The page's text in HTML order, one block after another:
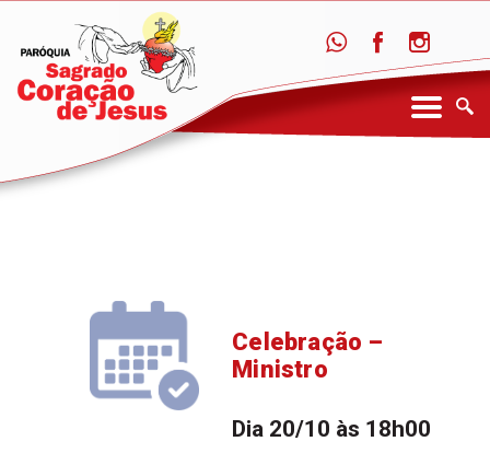
Celebração –
Ministro
Dia 20/10 às 18h00